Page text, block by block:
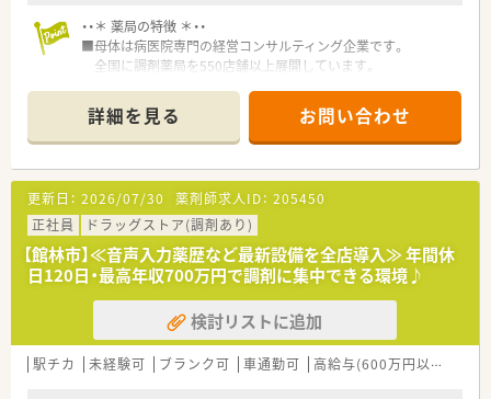
・・＊ 薬局の特徴 ＊・・
■母体は病医院専門の経営コンサルティング企業です。
全国に調剤薬局を550店舗以上展開しています。
医療機器のリースなど幅広く事業を展開しております。
■電子薬歴・ピッキングサポートシステムを導入しています。
全店舗にて統一されています。
■「くるみんマーク」を取得しています。
「子育てサポート企業」として厚生労働大臣から認定を受けて
います。
詳細を見る お問い合わせ
更新日： 2026/07/30 薬剤師求人ID： 205450
正社員
ドラッグストア(調剤あり)
【館林市】≪音声入力薬歴など最新設備を全店導入≫ 年間休
日120日・最高年収700万円で調剤に集中できる環境♪
検討リストに追加
駅チカ 未経験可 ブランク可 車通勤可 高給与(600万円以上)